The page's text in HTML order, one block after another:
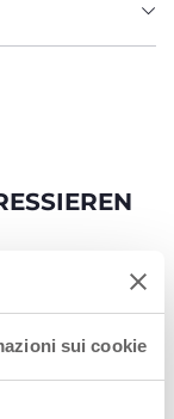
sui cookie